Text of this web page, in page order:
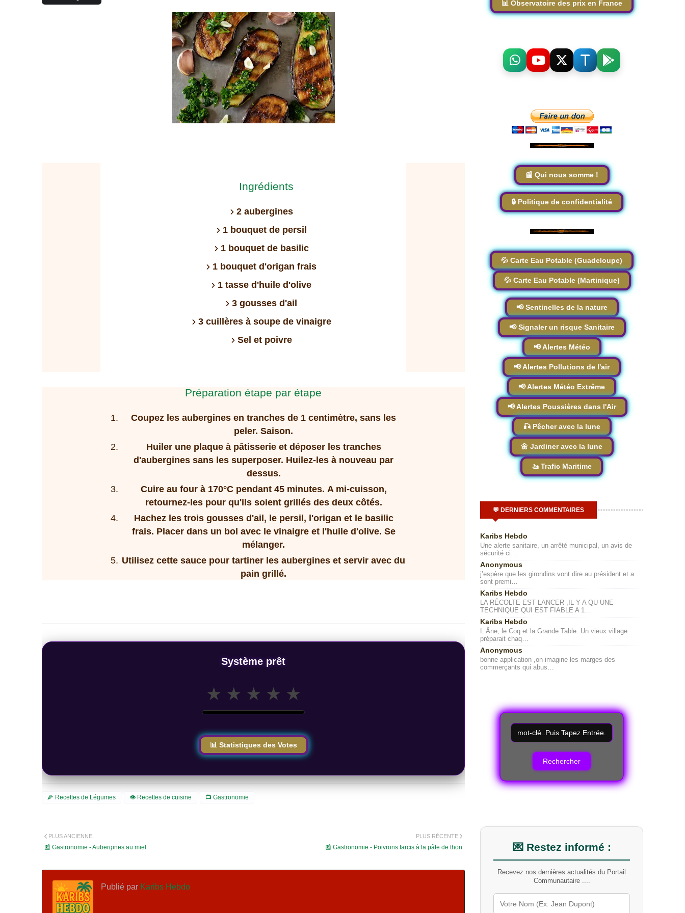
Ingrédients
2 aubergines
1 bouquet de persil
1 bouquet de basilic
1 bouquet d'origan frais
1 tasse d'huile d'olive
3 gousses d'ail
3 cuillères à soupe de vinaigre
Sel et poivre
Préparation étape par étape
Coupez les aubergines en tranches de 1 centimètre, sans les
peler. Saison.
Huiler une plaque à pâtisserie et déposer les tranches
d'aubergines sans les superposer. Huilez-les à nouveau par
dessus.
Cuire au four à 170°C pendant 45 minutes. A mi-cuisson,
retournez-les pour qu'ils soient grillés des deux côtés.
Hachez les trois gousses d'ail, le persil, l'origan et le basilic
frais. Placer dans un bol avec le vinaigre et l'huile d'olive. Se
mélanger.
Utilisez cette sauce pour tartiner les aubergines et servir avec du
pain grillé.
Système prêt
★ ★ ★ ★ ★
📊 Statistiques des Votes
🌽 Recettes de Légumes 👁️ Recettes de cuisine 📺 Gastronomie
PLUS RÉCENTE
📰 Gastronomie - Poivrons farcis à la pâte de thon
PLUS ANCIENNE
📰 Gastronomie - Aubergines au miel
Publié par Karibs Hebdo
📊 Observatoire des prix en France
📰 Qui nous somme !
🔒 Politique de confidentialité
💦 Carte Eau Potable (Guadeloupe)
💦 Carte Eau Potable (Martinique)
📢 Sentinelles de la nature
📢 Signaler un risque Sanitaire
📢 Alertes Météo
📢 Alertes Pollutions de l'air
📢 Alertes Météo Extrême
📢 Alertes Poussières dans l'Air
🎣 Pêcher avec la lune
🌼 Jardiner avec la lune
🚤 Trafic Maritime
💬 DERNIERS COMMENTAIRES
Karibs Hebdo
Une alerte sanitaire, un arrêté municipal, un avis de
sécurité ci…
Anonymous
j’espère que les girondins vont dire au président et a
sont premi…
Karibs Hebdo
LA RÉCOLTE EST LANCER ,IL Y A QU UNE
TECHNIQUE QUI EST FIABLE A 1…
Karibs Hebdo
L Âne, le Coq et la Grande Table .Un vieux village
préparait chaq…
Anonymous
bonne application ,on imagine les marges des
commerçants qui abus…
R
e
c
m
o
t
-
l
é
💌 Restez informé :
Recevez nos dernières actualités du Portail
Communautaire ....